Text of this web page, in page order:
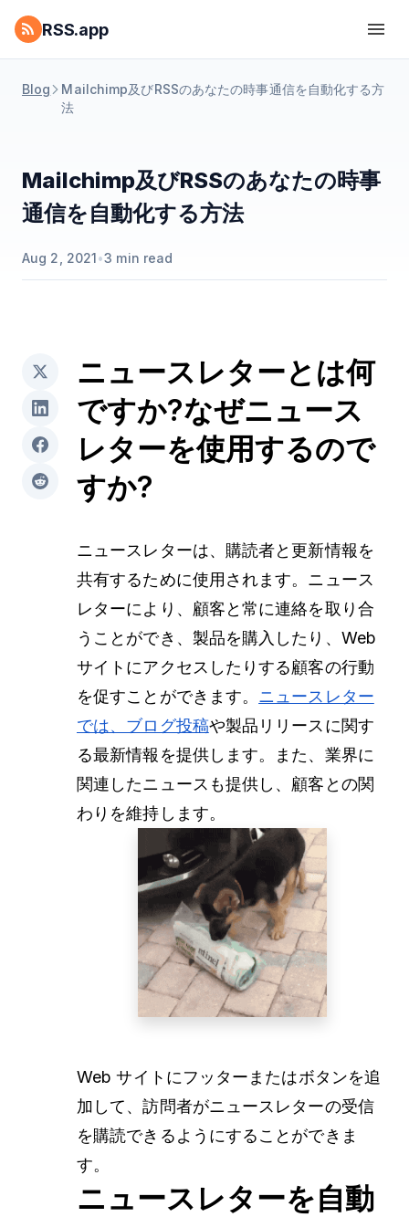
RSS.app
Blog
Mailchimp及びRSSのあなたの時事通信を自動化する方
法
Mailchimp及びRSSのあなたの時事
通信を自動化する方法
Aug 2, 2021•3 min read
ニュースレターとは何
ですか?なぜニュース
レターを使用するので
すか?
ニュースレターは、購読者と更新情報を
共有するために使用されます。ニュース
レターにより、顧客と常に連絡を取り合
うことができ、製品を購入したり、Web
サイトにアクセスしたりする顧客の行動
を促すことができます。 ニュースレター
では、ブログ投稿や製品リリースに関す
る最新情報を提供します。また、業界に
関連したニュースも提供し、顧客との関
わりを維持します。
Web サイトにフッターまたはボタンを追
加して、訪問者がニュースレターの受信
を購読できるようにすることができま
す。
ニュースレターを自動